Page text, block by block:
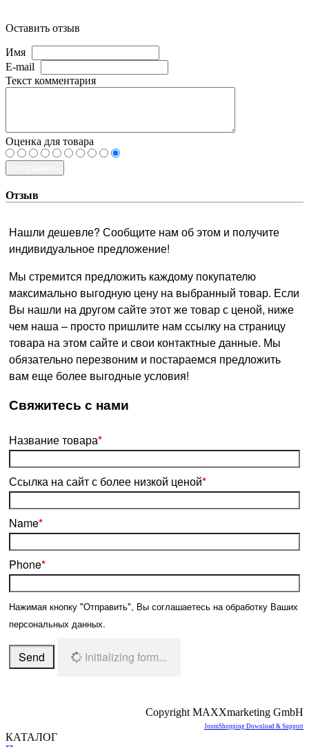
Оставить отзыв
Имя
E-mail
Текст комментария
Оценка для товара
Отзыв
Нашли дешевле? Сообщите нам об этом и получите
индивидуальное предложение!
Мы стремится предложить каждому покупателю
максимально выгодную цену на выбранный товар. Если
Вы нашли на другом сайте этот же товар с ценой, ниже
чем наша – просто пришлите нам ссылку на страницу
товара на этом сайте и свои контактные данные. Мы
обязательно перезвоним и постараемся предложить
вам еще более выгодные условия!
­Свяжитесь с нами
Название товара*
Ссылка на сайт с более низкой ценой*
Name*
Phone*
Нажимая кнопку "Отправить", Вы соглашаетесь на обработку Ваших
персональных данных.
Send Initializing form...
Copyright MAXXmarketing GmbH
JoomShopping Download & Support
КАТАЛОГ